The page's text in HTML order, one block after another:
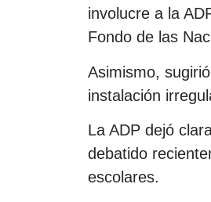
involucre a la
Fondo de las
Asimismo,
instalación
La ADP dejó
debatido
escolares.